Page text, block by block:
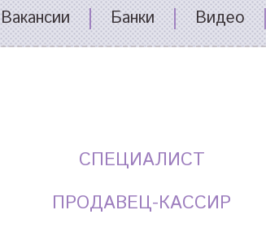
Вакансии Банки Видео
СПЕЦИАЛИСТ
ПРОДАВЕЦ-КАССИР